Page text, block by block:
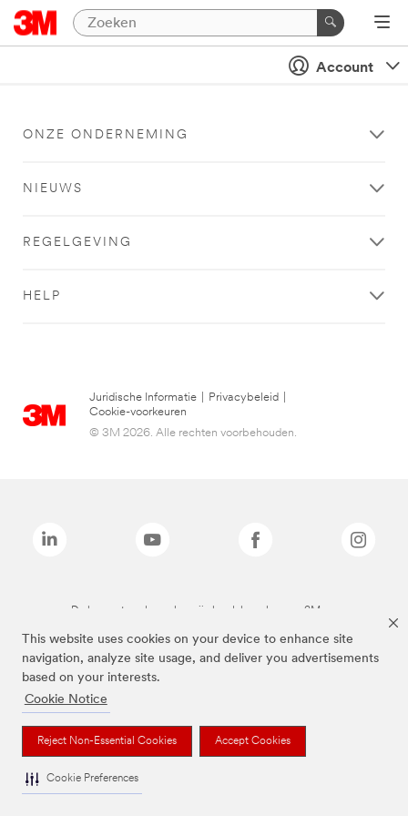
This website uses cookies on your device to enhance site
navigation, analyze site usage, and deliver you advertisements
based on your interests.
Cookie Notice
Reject Non-Essential Cookies Accept Cookies
Cookie Preferences
Account
ONZE ONDERNEMING
NIEUWS
REGELGEVING
HELP
Juridische Informatie Privacybeleid
Cookie-voorkeuren
© 3M 2026. Alle rechten voorbehouden.
De bovenstaande merken zijn handelsmerken van 3M.we